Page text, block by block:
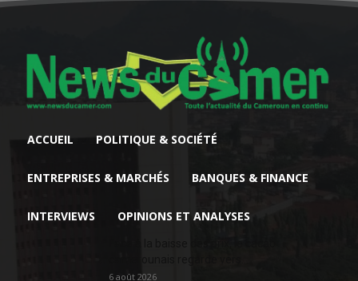
ACCUEIL POLITIQUE & SOCIÉTÉ
ENTREPRISES & MARCHÉS BANQUES & FINANCE
INTERVIEWS OPINIONS ET ANALYSES
6 août 2026